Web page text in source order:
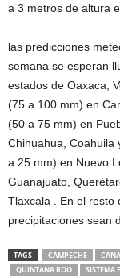
a 3 metros de altura
las predicciones
semana se esperan
estados de Oaxaca,
(75 a 100 mm) en
(50 a 75 mm) en
Chihuahua, Coahuila
a 25 mm) en Nuevo
Guanajuato,
Tlaxcala . En el resto
precipitaciones sean
TAGS CAMPECHE
QUINTANA ROO
SISTEMA